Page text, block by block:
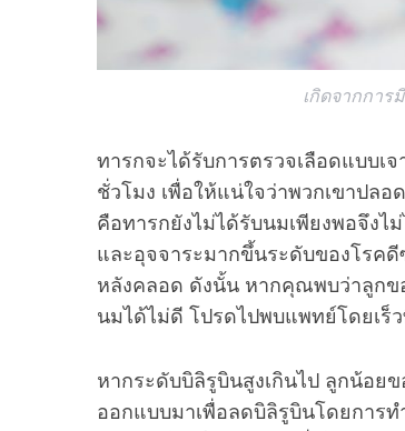
เกิดจากการ
ทารกจะได้รับการตรวจเลือดแบบเ
ชั่วโมง เพื่อให้แน่ใจว่าพวกเขาปล
คือทารกยังไม่ได้รับนมเพียงพอจึง
และอุจจาระมากขึ้นระดับของโรค
หลังคลอด ดังนั้น หากคุณพบว่าลูกข
นมได้ไม่ดี โปรดไปพบแพทย์โดยเร็
หากระดับบิลิรูบินสูงเกินไป ลูกน้อย
ออกแบบมาเพื่อลดบิลิรูบินโดยการ